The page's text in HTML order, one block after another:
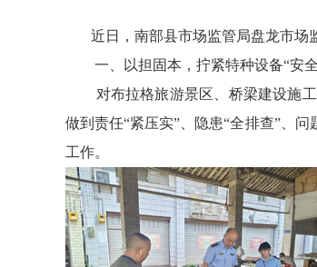
近日，南部县市场监管局盘龙市场
一、以担固本，拧紧特种设备“安
对布拉格旅游景区、桥梁建设施工
做到责任“紧压实”、隐患“全排查”、
工作。